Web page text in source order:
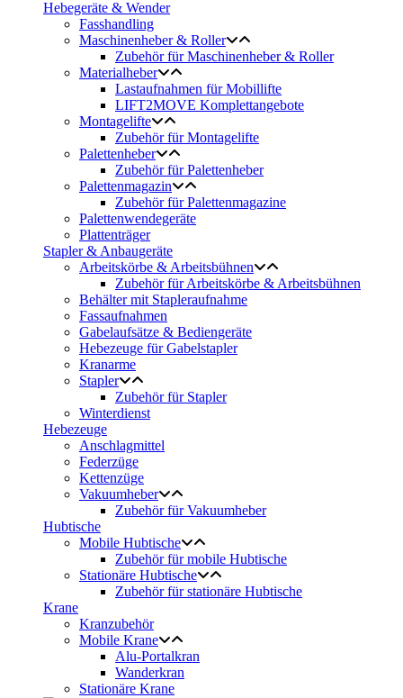
Hebegeräte & Wender
Fasshandling
Maschinenheber & Roller
Zubehör für Maschinenheber & Roller
Materialheber
Lastaufnahmen für Mobillifte
LIFT2MOVE Komplettangebote
Montagelifte
Zubehör für Montagelifte
Palettenheber
Zubehör für Palettenheber
Palettenmagazin
Zubehör für Palettenmagazine
Palettenwendegeräte
Plattenträger
Stapler & Anbaugeräte
Arbeitskörbe & Arbeitsbühnen
Zubehör für Arbeitskörbe & Arbeitsbühnen
Behälter mit Stapleraufnahme
Fassaufnahmen
Gabelaufsätze & Bediengeräte
Hebezeuge für Gabelstapler
Kranarme
Stapler
Zubehör für Stapler
Winterdienst
Hebezeuge
Anschlagmittel
Federzüge
Kettenzüge
Vakuumheber
Zubehör für Vakuumheber
Hubtische
Mobile Hubtische
Zubehör für mobile Hubtische
Stationäre Hubtische
Zubehör für stationäre Hubtische
Krane
Kranzubehör
Mobile Krane
Alu-Portalkran
Wanderkran
Stationäre Krane